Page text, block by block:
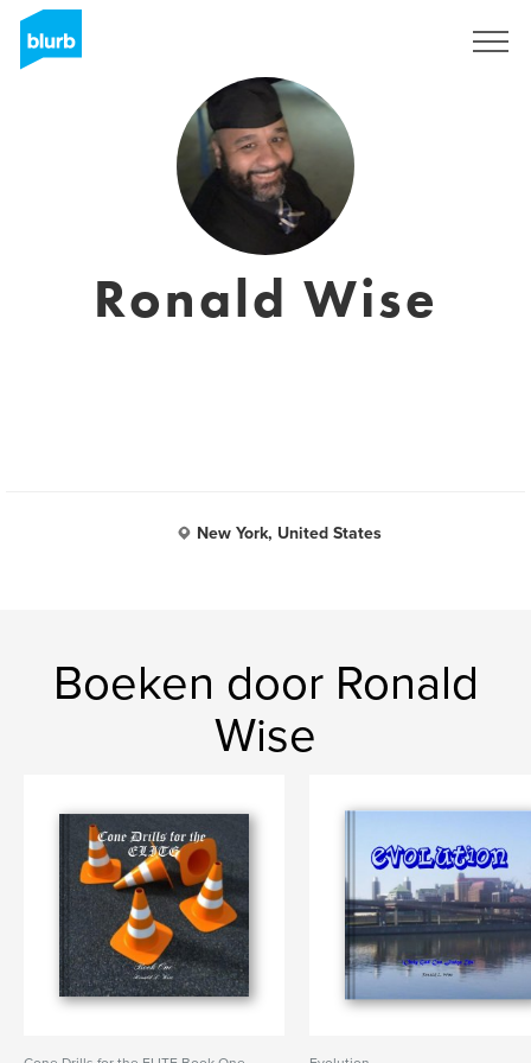
Ronald Wise
New York, United States
Boeken door Ronald
Wise